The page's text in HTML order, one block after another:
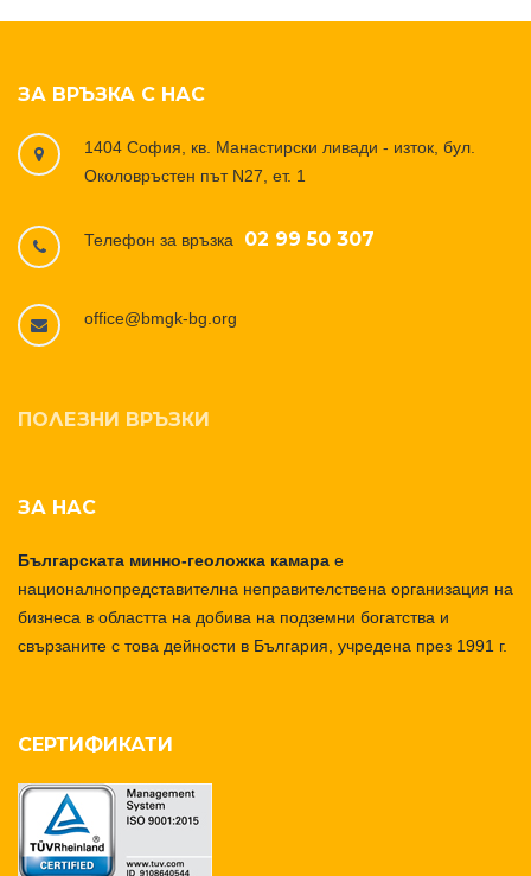
ЗА ВРЪЗКА С НАС
1404 София, кв. Манастирски ливади - изток, бул.
Околовръстен път N27, ет. 1
Телефон за връзка 02 99 50 307
office@bmgk-bg.org
ПОЛЕЗНИ ВРЪЗКИ
ЗА НАС
Българската минно-геоложка камара е
националнопредставителна неправителствена организация на
бизнеса в областта на добива на подземни богатства и
свързаните с това дейности в България, учредена през 1991 г.
СЕРТИФИКАТИ